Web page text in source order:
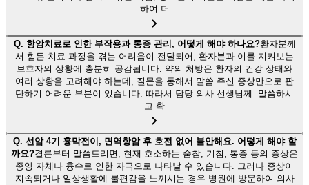
하여 더
Q. 항암치료로 인한 부작용과 통증 관리, 어떻게 해야 하나요?환자분께
서 힘든 치료 과정을 겪는 어려움이 전달되어, 환자분과 이를 지켜보는
보호자의 상황에 충분히 공감됩니다. 약의 처방은 환자의 건강 상태와
여러 상황을 고려해야 하는데, 질문을 통해서 말씀 주신 증상만으로 판
단하기 어려운 부분이 있습니다. 따라서 담당 의사 선생님께 말씀하시
고 확
Q. 선암 4기 흉막전이, 면역항암 후 호전 없어 불안해요. 어떻게 해야 할
까요?결론부터 말씀드리면, 현재 호소하는 숨참, 기침, 통증 등의 증상은
종양 자체나 흉수로 인한 자극으로 나타날 수 있습니다. 그러나 증상이
지속되거나 일상생활에 불편감을 느끼시는 경우 병원에 방문하여 의사